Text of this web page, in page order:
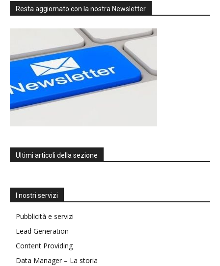
Resta aggiornato con la nostra Newsletter
Ultimi articoli della sezione
I nostri servizi
Pubblicità e servizi
Lead Generation
Content Providing
Data Manager – La storia